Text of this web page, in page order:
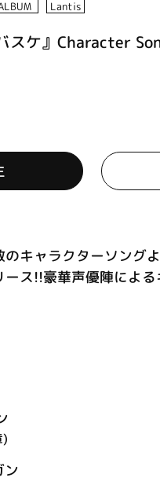
Lantis
スケ』Character
キャラクターソング
ス!!豪華声優陣による
)